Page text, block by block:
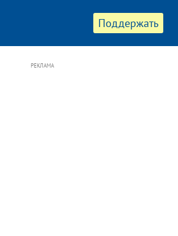
Поддержать
РЕКЛАМА